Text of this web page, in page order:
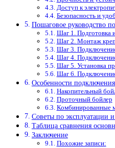
Доступ к
Безопасность и
Пошаговое руководство
Шаг 1. Подготовка
Шаг 2. Монтаж
Шаг 3.
Шаг 4.
Шаг 5. Установка
Шаг 6.
Особенности
Накопительный
Проточный бойлер
Комбинированные
Советы по эксплуатации
Таблица сравнения
Заключение
Похожие записи: